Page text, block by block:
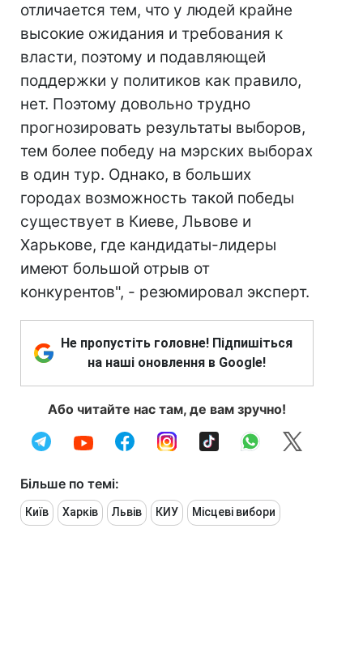
отличается тем, что у людей крайне
высокие ожидания и требования к
власти, поэтому и подавляющей
поддержки у политиков как правило,
нет. Поэтому довольно трудно
прогнозировать результаты выборов,
тем более победу на мэрских выборах
в один тур. Однако, в больших
городах возможность такой победы
существует в Киеве, Львове и
Харькове, где кандидаты-лидеры
имеют большой отрыв от
конкурентов", - резюмировал эксперт.
Не пропустіть головне! Підпишіться
на наші оновлення в Google!
Або читайте нас там, де вам зручно!
Більше по темі:
Київ Харків Львів КИУ Місцеві вибори